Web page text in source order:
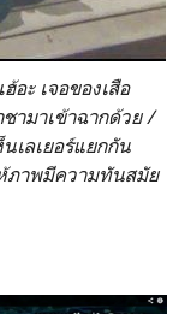
อะ เจอของเสือ
ามาเข้าฉากด้วย /
เลเยอร์แยกกัน
ภาพมีความทันสมัย